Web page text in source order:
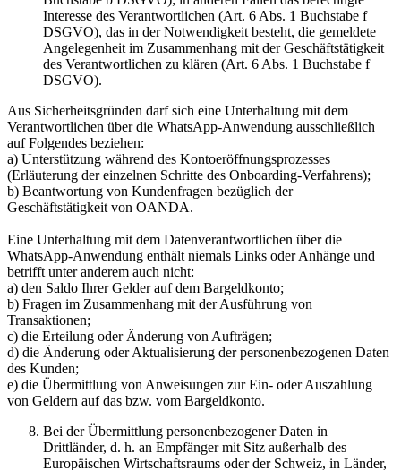
Interesse des Verantwortlichen (Art. 6 Abs. 1 Buchstabe f
DSGVO), das in der Notwendigkeit besteht, die gemeldete
Angelegenheit im Zusammenhang mit der Geschäftstätigkeit
des Verantwortlichen zu klären (Art. 6 Abs. 1 Buchstabe f
DSGVO).
Aus Sicherheitsgründen darf sich eine Unterhaltung mit dem
Verantwortlichen über die WhatsApp-Anwendung ausschließlich
auf Folgendes beziehen:
a) Unterstützung während des Kontoeröffnungsprozesses
(Erläuterung der einzelnen Schritte des Onboarding-Verfahrens);
b) Beantwortung von Kundenfragen bezüglich der
Geschäftstätigkeit von OANDA.
Eine Unterhaltung mit dem Datenverantwortlichen über die
WhatsApp-Anwendung enthält niemals Links oder Anhänge und
betrifft unter anderem auch nicht:
a) den Saldo Ihrer Gelder auf dem Bargeldkonto;
b) Fragen im Zusammenhang mit der Ausführung von
Transaktionen;
c) die Erteilung oder Änderung von Aufträgen;
d) die Änderung oder Aktualisierung der personenbezogenen Daten
des Kunden;
e) die Übermittlung von Anweisungen zur Ein- oder Auszahlung
von Geldern auf das bzw. vom Bargeldkonto.
Bei der Übermittlung personenbezogener Daten in
Drittländer, d. h. an Empfänger mit Sitz außerhalb des
Europäischen Wirtschaftsraums oder der Schweiz, in Länder,